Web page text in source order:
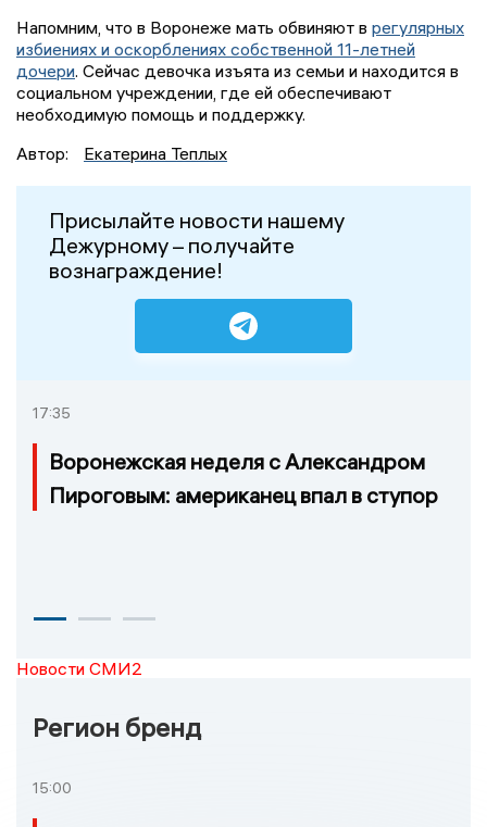
Напомним, что в Воронеже мать обвиняют в регулярных
избиениях и оскорблениях собственной 11-летней
дочери. Сейчас девочка изъята из семьи и находится в
социальном учреждении, где ей обеспечивают
необходимую помощь и поддержку.
Автор:
Екатерина Теплых
Присылайте новости нашему
Дежурному – получайте
вознаграждение!
17:35
Воронежская неделя с Александром
Пироговым: американец впал в ступор
Новости СМИ2
Регион бренд
15:00